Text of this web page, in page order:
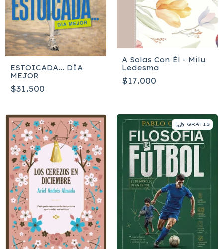
ESTOICADA... DÍA
MEJOR
$31.500
A Solas Con Él - Milu
Ledesma
$17.000
GRATIS